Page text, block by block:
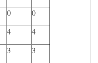
0
0
4
4
3
3